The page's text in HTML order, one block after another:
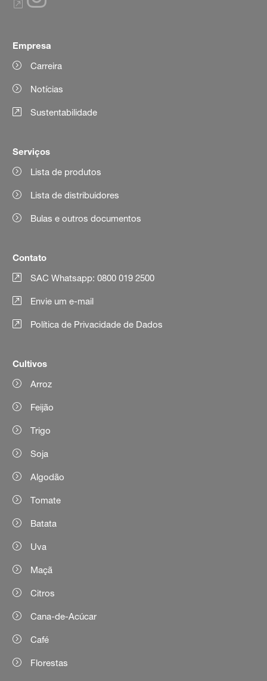
Empresa
Carreira
Notícias
Sustentabilidade
Serviços
Lista de produtos
Lista de distribuidores
Bulas e outros documentos
Contato
SAC Whatsapp: 0800 019 2500
Envie um e-mail
Política de Privacidade de Dados
Cultivos
Arroz
Feijão
Trigo
Soja
Algodão
Tomate
Batata
Uva
Maçã
Citros
Cana-de-Acúcar
Café
Florestas